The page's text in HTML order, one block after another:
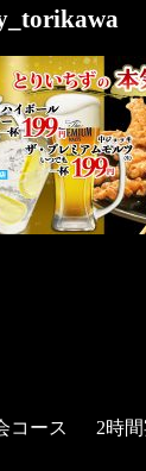
コース 2時